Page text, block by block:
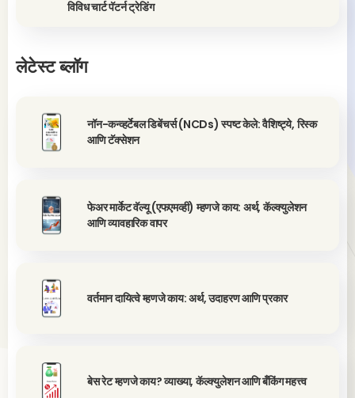
विविध चार्ट पॅटर्न ट्रेडिंग
लेटेस्ट ब्लॉग
नॉन-कन्व्हर्टेबल डिबेंचर्स (NCDs) स्पष्ट केले: वैशिष्ट्ये, रिस्क
आणि टॅक्सेशन
फेअर मार्केट वॅल्यू (एफएमव्ही) म्हणजे काय: अर्थ, कॅल्क्युलेशन
आणि व्यावहारिक वापर
वर्तमान दायित्वे म्हणजे काय: अर्थ, उदाहरण आणि प्रकार
बेस रेट म्हणजे काय? व्याख्या, कॅल्क्युलेशन आणि बँकिंग महत्त्व